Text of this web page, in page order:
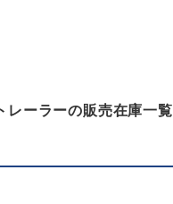
レーラーの販売在庫一覧